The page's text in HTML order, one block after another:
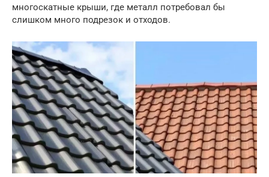
многоскатные крыши, где металл потребовал бы
слишком много подрезок и отходов.